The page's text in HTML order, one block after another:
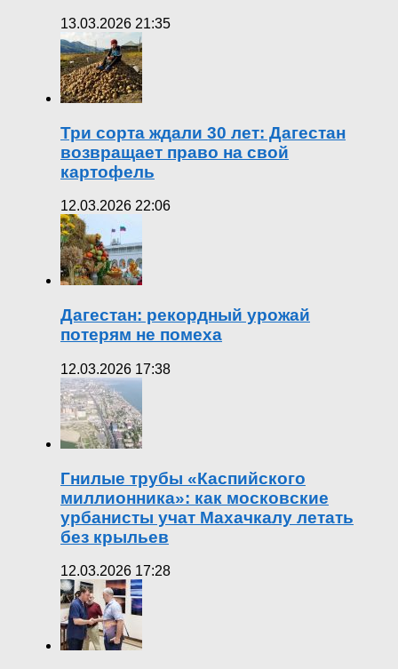
13.03.2026 21:35
Три сорта ждали 30 лет: Дагестан
возвращает право на свой
картофель
12.03.2026 22:06
Дагестан: рекордный урожай
потерям не помеха
12.03.2026 17:38
Гнилые трубы «Каспийского
миллионника»: как московские
урбанисты учат Махачкалу летать
без крыльев
12.03.2026 17:28